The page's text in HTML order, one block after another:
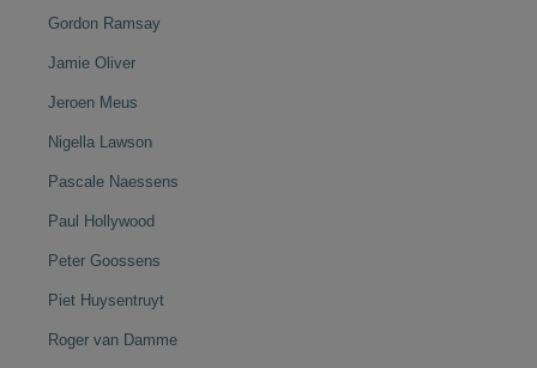
Gordon Ramsay
Jamie Oliver
Jeroen Meus
Nigella Lawson
Pascale Naessens
Paul Hollywood
Peter Goossens
Piet Huysentruyt
Roger van Damme